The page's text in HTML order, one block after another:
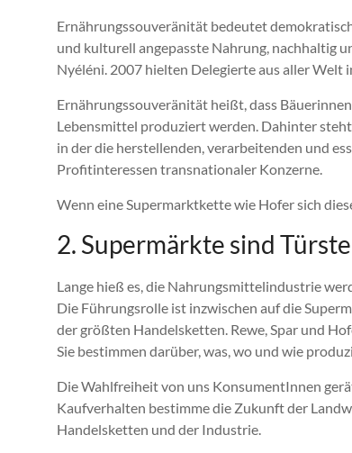
Ernährungssouveränität bedeutet
und kulturell angepasste Nahrung, nachhaltig
Nyéléni. 2007 hielten Delegierte aus aller Welt
Ernährungssouveränität heißt, dass
Lebensmittel produziert werden. Dahinter
in der die herstellenden, verarbeitenden und
Profitinteressen transnationaler Konzerne.
Wenn eine Supermarktkette wie Hofer sich
2. Supermärkte sind
Lange hieß es, die Nahrungsmittelindustrie
Die Führungsrolle ist inzwischen auf die
der größten Handelsketten. Rewe, Spar und
Sie bestimmen darüber, was, wo und wie
Die Wahlfreiheit von uns KonsumentInnen
Kaufverhalten bestimme die Zukunft der
Handelsketten und der Industrie.